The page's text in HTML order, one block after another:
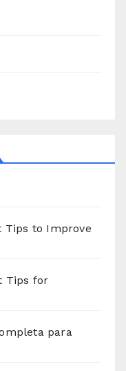
Tips to Improve
Tips for
para